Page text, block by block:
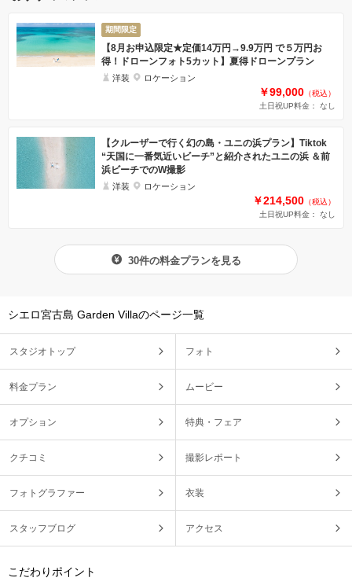
期間限定
【8⽉お申込限定★定価14万円→9.9万円 で５万円お
得！ドローンフォト5カット】夏得ドローンプラン
洋装 ロケーション
￥99,000 （税込）
土日祝UP料金： なし
【クルーザーで⾏く幻の島・ユニの浜プラン】Tiktok
“天国に⼀番気近いビーチ”と紹介されたユニの浜 ＆前
浜ビーチでのW撮影
洋装 ロケーション
￥214,500 （税込）
土日祝UP料金： なし
30件の料金プランを見る
シエロ宮古島 Garden Villaのページ一覧
スタジオトップ フォト
料金プラン ムービー
オプション 特典・フェア
クチコミ 撮影レポート
フォトグラファー 衣装
スタッフブログ アクセス
こだわりポイント